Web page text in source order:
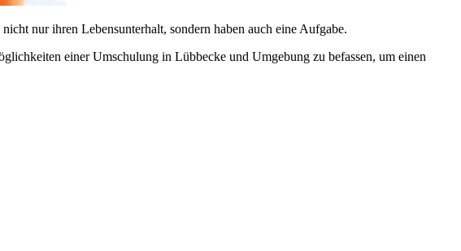
nur ihren Lebensunterhalt, sondern haben auch eine Aufgabe.
einer Umschulung in Lübbecke und Umgebung zu befassen, um einen